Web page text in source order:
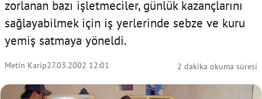
zorlanan bazı işletmeciler, günlük kazançlarını
sağlayabilmek için iş yerlerinde sebze ve kuru
yemiş satmaya yöneldi.
Metin Karip27.03.2002 12:01 2 dakika okuma süresi